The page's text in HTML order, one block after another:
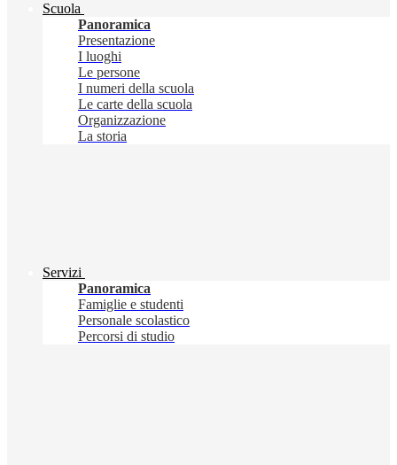
Scuola
Panoramica
Presentazione
I luoghi
Le persone
I numeri della scuola
Le carte della scuola
Organizzazione
La storia
Servizi
Panoramica
Famiglie e studenti
Personale scolastico
Percorsi di studio